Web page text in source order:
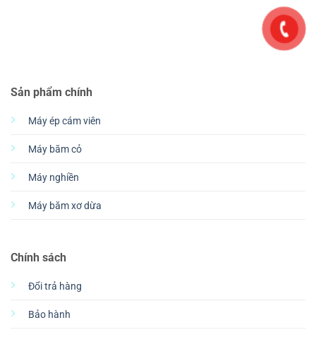
Sản phẩm chính
Máy ép cám viên
Máy băm cỏ
Máy nghiền
Máy băm xơ dừa
Chính sách
Đổi trả hàng
Bảo hành